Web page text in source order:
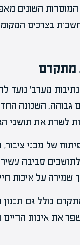
המוסדות השונים
בצרכים
מתקדם
מערב' נועד
גבוהה. השכונה
לשרת את תושבי
של מבני
סביבה
שמירה על איכות
כולל גם
את איכות החיים